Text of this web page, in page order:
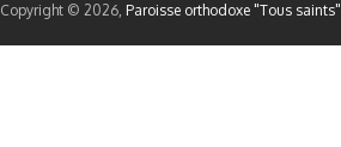
Copyright © 2026, Paroisse orthodoxe "Tous saints"